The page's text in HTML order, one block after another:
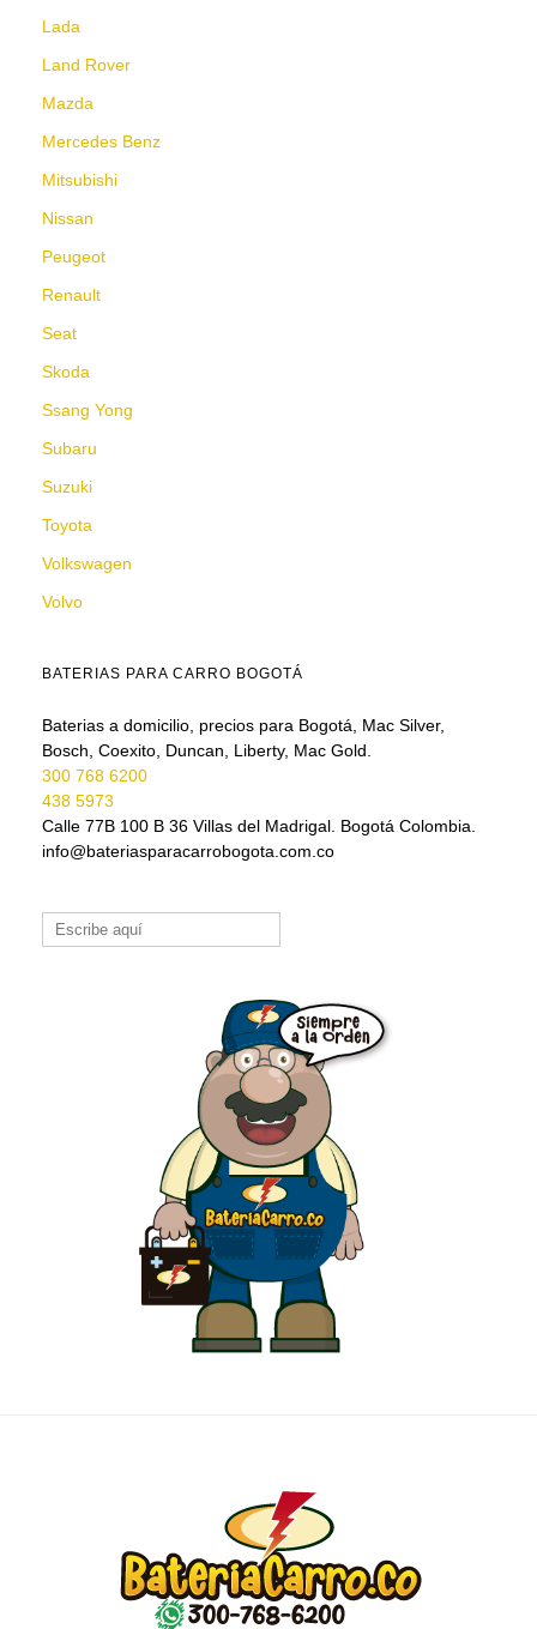
Lada
Land Rover
Mazda
Mercedes Benz
Mitsubishi
Nissan
Peugeot
Renault
Seat
Skoda
Ssang Yong
Subaru
Suzuki
Toyota
Volkswagen
Volvo
BATERIAS PARA CARRO BOGOTÁ
Baterias a domicilio, precios para Bogotá, Mac Silver,
Bosch, Coexito, Duncan, Liberty, Mac Gold.
300 768 6200
438 5973
Calle 77B 100 B 36 Villas del Madrigal. Bogotá Colombia.
info@bateriasparacarrobogota.com.co
Buscar: